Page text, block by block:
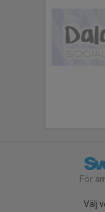
För
Välj